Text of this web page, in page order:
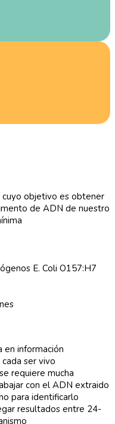
cuyo objetivo es obtener
de ADN de nuestro
E. Coli O157:H7
en información
ser vivo
requiere mucha
con el ADN extraido
para identificarlo
resultados entre 24-